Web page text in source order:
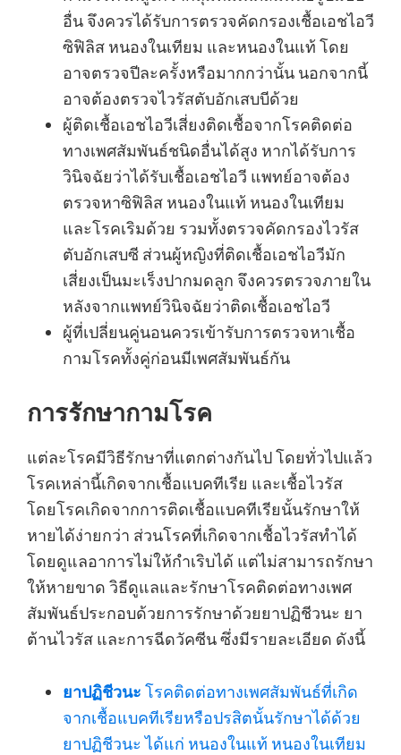
อื่น จึงควรได้รับการตรวจคัดกรองเชื้อเอชไอวี
ซิฟิลิส หนองในเทียม และหนองในแท้ โดย
อาจตรวจปีละครั้งหรือมากกว่านั้น นอกจากนี้
อาจต้องตรวจไวรัสตับอักเสบบีด้วย
ผู้ติดเชื้อเอชไอวีเสี่ยงติดเชื้อจากโรคติดต่อ
ทางเพศสัมพันธ์ชนิดอื่นได้สูง หากได้รับการ
วินิจฉัยว่าได้รับเชื้อเอชไอวี แพทย์อาจต้อง
ตรวจหาซิฟิลิส หนองในแท้ หนองในเทียม
และโรคเริมด้วย รวมทั้งตรวจคัดกรองไวรัส
ตับอักเสบซี ส่วนผู้หญิงที่ติดเชื้อเอชไอวีมัก
เสี่ยงเป็นมะเร็งปากมดลูก จึงควรตรวจภายใน
หลังจากแพทย์วินิจฉัยว่าติดเชื้อเอชไอวี
ผู้ที่เปลี่ยนคู่นอนควรเข้ารับการตรวจหาเชื้อ
กามโรคทั้งคู่ก่อนมีเพศสัมพันธ์กัน
การรักษากามโรค
แต่ละโรคมีวิธีรักษาที่แตกต่างกันไป โดยทั่วไปแล้ว
โรคเหล่านี้เกิดจากเชื้อแบคทีเรีย และเชื้อไวรัส
โดยโรคเกิดจากการติดเชื้อแบคทีเรียนั้นรักษาให้
หายได้ง่ายกว่า ส่วนโรคที่เกิดจากเชื้อไวรัสทำได้
โดยดูแลอาการไม่ให้กำเริบได้ แต่ไม่สามารถรักษา
ให้หายขาด วิธีดูแลและรักษาโรคติดต่อทางเพศ
สัมพันธ์ประกอบด้วยการรักษาด้วยยาปฏิชีวนะ ยา
ต้านไวรัส และการฉีดวัคซีน ซึ่งมีรายละเอียด ดังนี้
ยาปฏิชีวนะ โรคติดต่อทางเพศสัมพันธ์ที่เกิด
จากเชื้อแบคทีเรียหรือปรสิตนั้นรักษาได้ด้วย
ยาปฏิชีวนะ ได้แก่ หนองในแท้ หนองในเทียม